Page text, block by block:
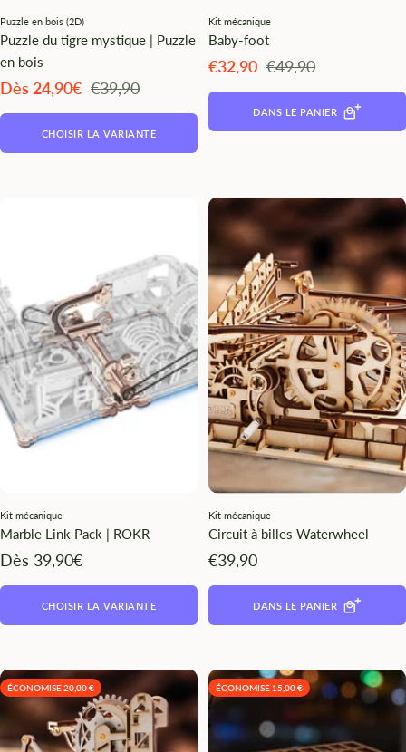
Puzzle en bois (2D)
Puzzle du tigre mystique | Puzzle
en bois
Angebotspreis
Dès 24,90€ Regulärer
€39,90
CHOISIR LA VARIANTE
Kit mécanique
Baby-foot
Angebotspreis
€32,90 Regulärer
€49,90
DANS LE PANIER
Kit mécanique
Marble Link Pack | ROKR
Angebotspreis
Dès 39,90€
CHOISIR LA VARIANTE
Kit mécanique
Circuit à billes Waterwheel
Angebotspreis
€39,90
DANS LE PANIER
ÉCONOMISE 20,00 € ÉCONOMISE 15,00 €